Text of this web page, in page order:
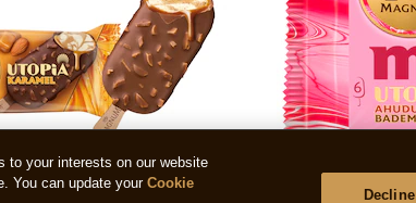
to your interests on our website
You can update your Cookie
Decline